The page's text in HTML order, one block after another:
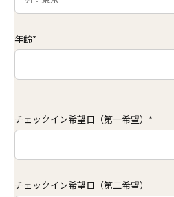
年齢*
チェックイン希望日（第一希望）*
チェックイン希望日（第二希望）